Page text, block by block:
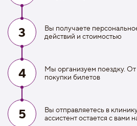
3
Вы получаете
действий и стоимостью
4
Мы организуем поездку. От
покупки билетов
5
Вы отправляетесь в
ассистент остается с вами